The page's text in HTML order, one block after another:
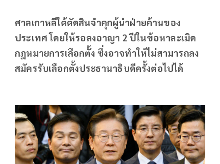
ศาลเกาหลีใต้ตัดสินจำคุกผู้นำฝ่ายค้านของ
ประเทศ โดยให้รอลงอาญา 2 ปีในข้อหาละเมิด
กฎหมายการเลือกตั้ง ซึ่งอาจทำให้ไม่สามารถลง
สมัครรับเลือกตั้งประธานาธิบดีครั้งต่อไปได้